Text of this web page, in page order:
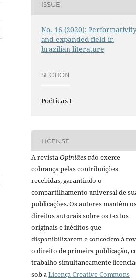
ISSUE
No. 16 (2020):
and expanded field in
brazilian literature
SECTION
Poéticas I
LICENSE
A revistaOpiniãesnão exerce
cobrança pelas contribuições
recebidas, garantindo o
compartilhamento universal de
publicações. Os autores mantêm os
direitos autorais sobre os textos
originais e inéditos que
disponibilizarem e concedem à
o direito de primeira publicação,
trabalho simultaneamente
sob aLicença Creative Commons